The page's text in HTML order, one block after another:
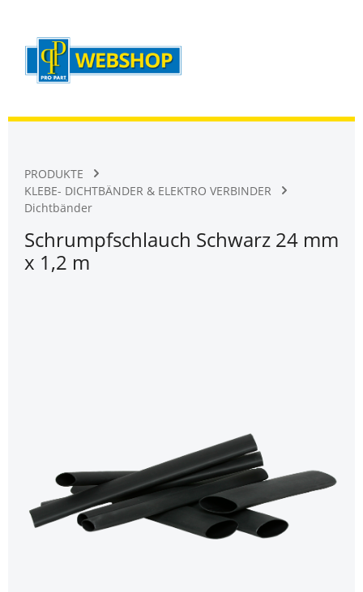
PRODUKTE
KLEBE- DICHTBÄNDER & ELEKTRO VERBINDER
Dichtbänder
Schrumpfschlauch Schwarz 24 mm
x 1,2 m